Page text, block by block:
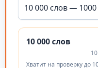
10 000 слов — 1000
10 000 слов
Хватит на проверку до